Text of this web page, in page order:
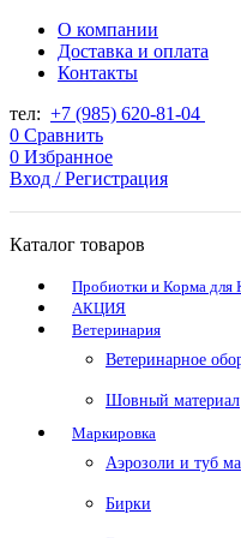
О компании
Доставка и оплата
Контакты
тел: +7 (985) 620-81-04
0 Сравнить
0 Избранное
Вход / Регистрация
Каталог товаров
Пробиотки и Корма
АКЦИЯ
Ветеринария
Ветеринарное
Шовный материал
Маркировка
Аэрозоли и туб
Бирки